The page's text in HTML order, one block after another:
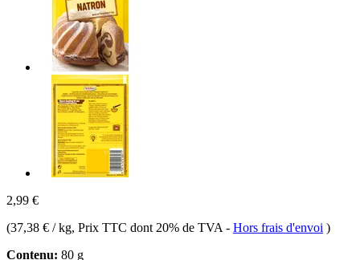
2,99 €
(37,38 € / kg, Prix TTC dont 20% de TVA - Hors frais d'envoi )
Contenu: 80 g